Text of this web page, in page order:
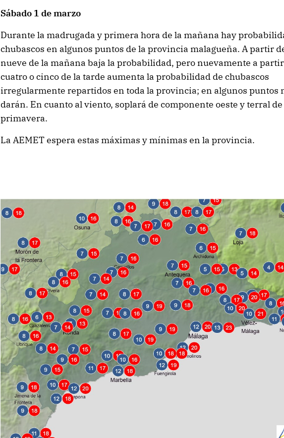
Sábado 1 de marzo
Durante la madrugada y primera hora de la mañana hay
chubascos en algunos puntos de la provincia malagueña. A partir
nueve de la mañana baja la probabilidad, pero nuevamente a
cuatro o cinco de la tarde aumenta la probabilidad de chubascos
irregularmente repartidos en toda la provincia; en algunos puntos
darán. En cuanto al viento, soplará de componente oeste y terral de
primavera.
La AEMET espera estas máximas y mínimas en la provincia.